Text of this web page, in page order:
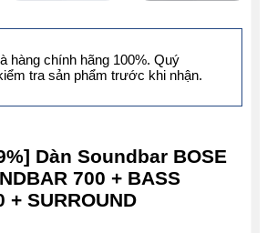
Dàn Soundbar BOSE
700 + BASS
+ SURROUND
hàng chính hãng 100%. Quý
tra sản phẩm trước khi nhận.